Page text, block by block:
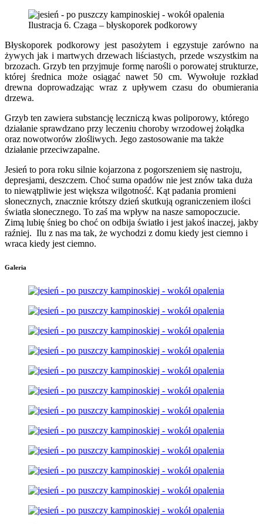
Ilustracja 6. Czaga – błyskoporek podkorowy
Błyskoporek podkorowy jest pasożytem i egzystuje zarówno na
żywych jak i martwych drzewach liściastych, przede wszystkim na
brzozach. Grzyb ten przyjmuje formę narośli o porowatej strukturze,
której średnica może osiągać nawet 50 cm. Wywołuje rozkład
drewna doprowadzając wraz z upływem czasu do obumierania
drzewa.
Grzyb ten zawiera substancję leczniczą kwas poliporowy, którego
działanie sprawdzano przy leczeniu choroby wrzodowej żołądka
oraz nowotworów złośliwych. Jego zastosowanie ma także
działanie przeciwzapalne.
Jesień to pora roku silnie kojarzona z pogorszeniem się nastroju,
depresjami, deszczem. Choć suma opadów nie jest znów taka duża
to niewątpliwie jest większa wilgotność. Kąt padania promieni
słonecznych, znacznie krótszy dzień skutkują ograniczeniem ilości
światła słonecznego. To zaś ma wpływ na nasze samopoczucie.
Zimą lubię śnieg bo choć on odbija światło i jest jakoś inaczej, jakby
raźniej. Ilu z nas ma tak, że wychodzi z domu kiedy jest ciemno i
wraca kiedy jest ciemno.
Galeria